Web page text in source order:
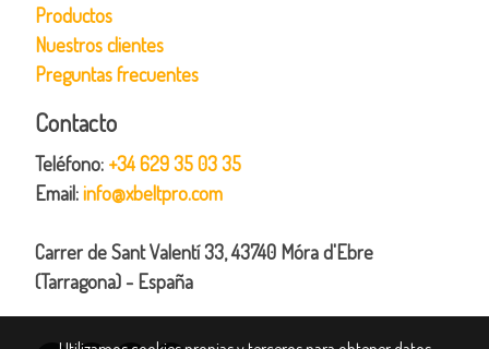
Productos
Nuestros clientes
Preguntas frecuentes
Contacto
Teléfono: +34 629 35 03 35
Email:info@xbeltpro.com
Carrer de Sant Valentí 33, 43740 Móra d'Ebre
(Tarragona) - España